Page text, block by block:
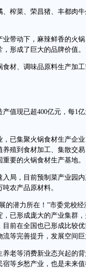
菜、荣昌猪、丰都肉牛
动下，麻辣鲜香的火锅
形成了巨大的品牌价值。
、调味品原料生产加工
现已超400亿元，每1亿
集聚火锅食材生产企业
殖到食材加工、集散交
要的火锅食材生产基地。
，目前预制菜产业园内
农产品原材料。
潜力所在！”市委党校经
已形成庞大的产业集群
前在全国也已形成比较
等完善提升，发展空间
等消费新业态兴起的背
等乡愁产业，也是未来值